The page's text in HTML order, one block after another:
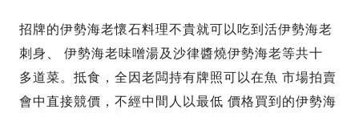
招牌的伊勢海老懷石料理不貴就可以吃到活伊勢海老
刺身、 伊勢海老味噌湯及沙律醬燒伊勢海老等共十
多道菜。抵食，全因老闆持有牌照可以在魚 市場拍賣
會中直接競價，不經中間人以最低 價格買到的伊勢海